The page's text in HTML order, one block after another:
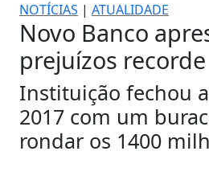
NOTÍCIAS | ATUALIDADE
Novo Banco
prejuízos recorde
Instituição fechou
2017 com um
rondar os 1400